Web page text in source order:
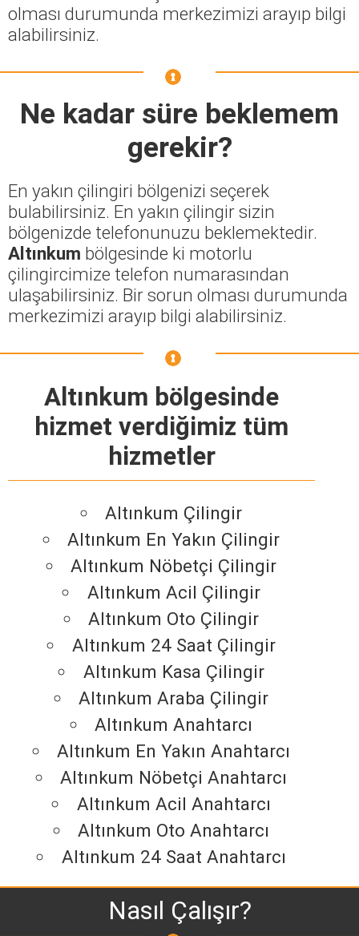
olması durumunda merkezimizi arayıp bilgi
alabilirsiniz.
Ne kadar süre beklemem
gerekir?
En yakın çilingiri bölgenizi seçerek
bulabilirsiniz. En yakın çilingir sizin
bölgenizde telefonunuzu beklemektedir.
Altınkum bölgesinde ki motorlu
çilingircimize telefon numarasından
ulaşabilirsiniz. Bir sorun olması durumunda
merkezimizi arayıp bilgi alabilirsiniz.
Altınkum bölgesinde
hizmet verdiğimiz tüm
hizmetler
Altınkum Çilingir
Altınkum En Yakın Çilingir
Altınkum Nöbetçi Çilingir
Altınkum Acil Çilingir
Altınkum Oto Çilingir
Altınkum 24 Saat Çilingir
Altınkum Kasa Çilingir
Altınkum Araba Çilingir
Altınkum Anahtarcı
Altınkum En Yakın Anahtarcı
Altınkum Nöbetçi Anahtarcı
Altınkum Acil Anahtarcı
Altınkum Oto Anahtarcı
Altınkum 24 Saat Anahtarcı
Nasıl Çalışır?